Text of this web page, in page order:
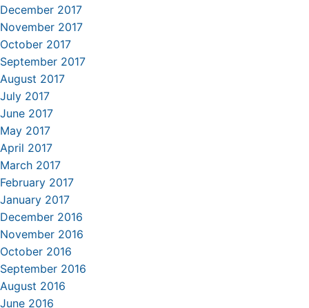
December 2017
November 2017
October 2017
September 2017
August 2017
July 2017
June 2017
May 2017
April 2017
March 2017
February 2017
January 2017
December 2016
November 2016
October 2016
September 2016
August 2016
June 2016